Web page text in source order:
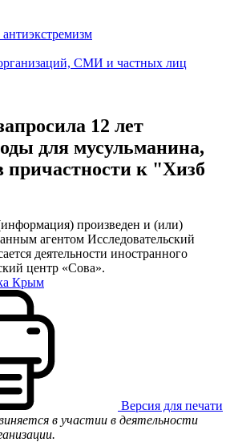
СМИ и частных лиц
12 лет
для мусульманина,
причастности к "Хизб
произведен и (или)
агентом Исследовательский
деятельности иностранного
центр «Сова».
Крым
Версия для печати
в участии в деятельности